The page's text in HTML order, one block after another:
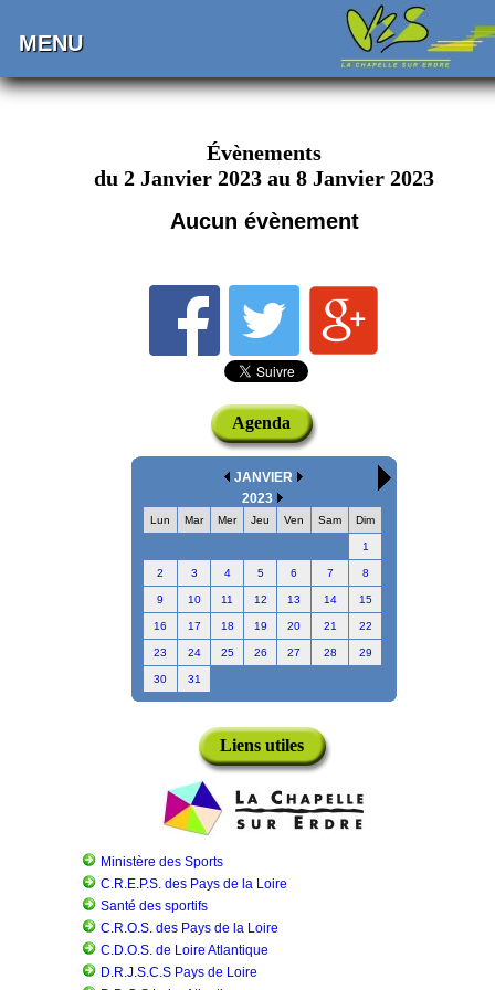
MENU
Évènements
du 2 Janvier 2023 au 8 Janvier 2023
Aucun évènement
Agenda
JANVIER
2023
Lun Mar Mer Jeu Ven Sam Dim
1
2 3 4 5 6 7 8
9 10 11 12 13 14 15
16 17 18 19 20 21 22
23 24 25 26 27 28 29
30 31
Liens utiles
Ministère des Sports
C.R.E.P.S. des Pays de la Loire
Santé des sportifs
C.R.O.S. des Pays de la Loire
C.D.O.S. de Loire Atlantique
D.R.J.S.C.S Pays de Loire